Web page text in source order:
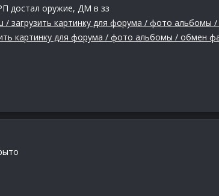
достал оружие, ДМ в зз
/ загрузить картинку для форума / фото альбомы
картинку для форума / фото альбомы / обмен